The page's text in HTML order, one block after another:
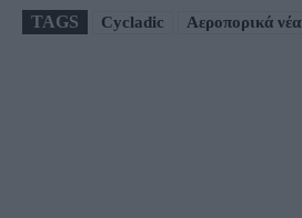
TAGS Cycladic Αεροπορικά νέα